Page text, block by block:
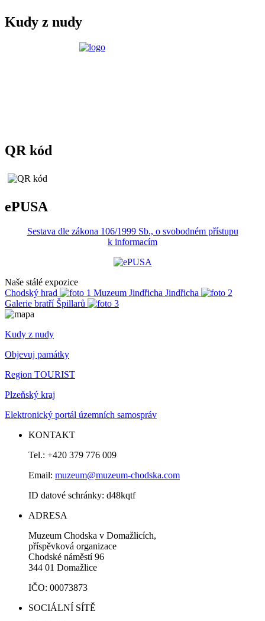
Kudy z nudy
QR kód
ePUSA
Sestava dle zákona 106/1999 Sb., o svobodném přístupu
k informacím
Naše stálé expozice
Chodský hrad
Muzeum Jindřicha Jindřicha
Galerie bratří Špillarů
Kudy z nudy
Objevuj památky
Region TOURIST
Plzeňský kraj
Elektronický portál územních samospráv
KONTAKT
Tel.: +420 379 776 009
Email: muzeum@muzeum-chodska.com
ID datové schránky: d48kqtf
ADRESA
Muzeum Chodska v Domažlicích,
příspěvková organizace
Chodské náměstí 96
344 01 Domažlice
IČO: 00073873
SOCIÁLNÍ SÍTĚ